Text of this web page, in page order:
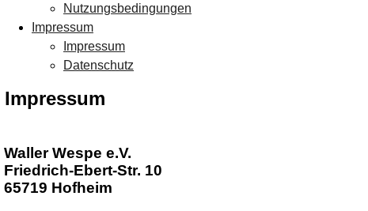
Nutzungsbedingungen
Impressum
Impressum
Datenschutz
Impressum
Waller Wespe e.V.
Friedrich-Ebert-Str. 10
65719 Hofheim